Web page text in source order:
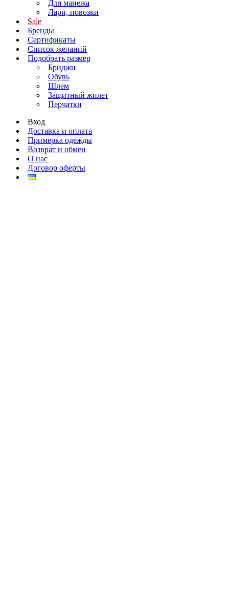
Для манежа
Лари, повозки
Sale
Бренды
Сертификаты
Список желаний
Подобрать размер
Бриджи
Обувь
Шлем
Защитный жилет
Перчатки
Вход
Доставка и оплата
Примерка одежды
Возврат и обмен
О нас
Договор оферты